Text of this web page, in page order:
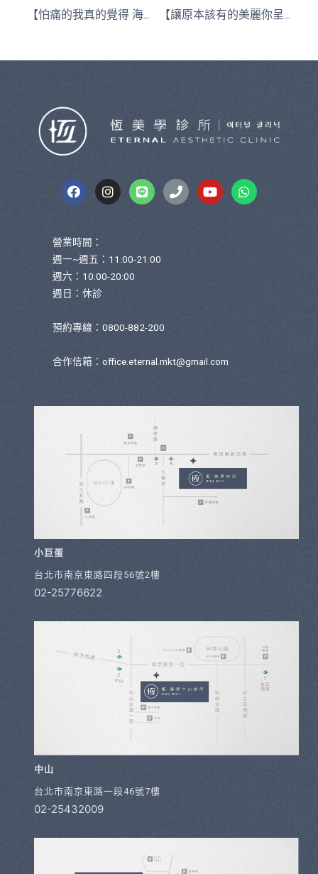
【怕痛的我真的覺得 海神除毛的不適感很低】 【讓原本該有的美麗你呈現出來】
營業時間：
週一~週五：11:00-21:00
週六：10:00-20:00
週日：休診
預約專線：0800-882-200
合作信箱： office.eternal.mkt@gmail.com
小巨蛋
台北市南京東路四段56號2樓
02-25776622
中山
台北市南京東路一段46號7樓
02-25432009